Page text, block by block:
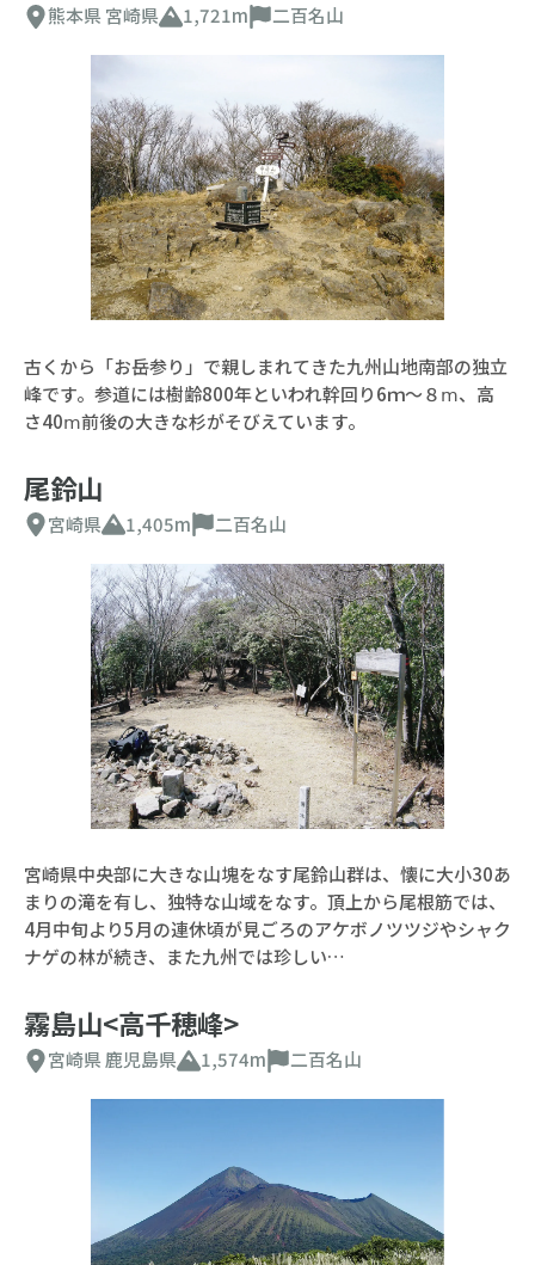
熊本県 宮崎県 1,721m 二百名山
古くから「お岳参り」で親しまれてきた九州山地南部の独立
峰です。参道には樹齢800年といわれ幹回り6ｍ～８ⅿ、高
さ40ⅿ前後の大きな杉がそびえています。
尾鈴山
宮崎県 1,405m 二百名山
宮崎県中央部に大きな山塊をなす尾鈴山群は、懐に大小30あ
まりの滝を有し、独特な山域をなす。頂上から尾根筋では、
4月中旬より5月の連休頃が見ごろのアケボノツツジやシャク
ナゲの林が続き、また九州では珍しい…
霧島山<高千穂峰>
宮崎県鹿児島県 1,574m 二百名山